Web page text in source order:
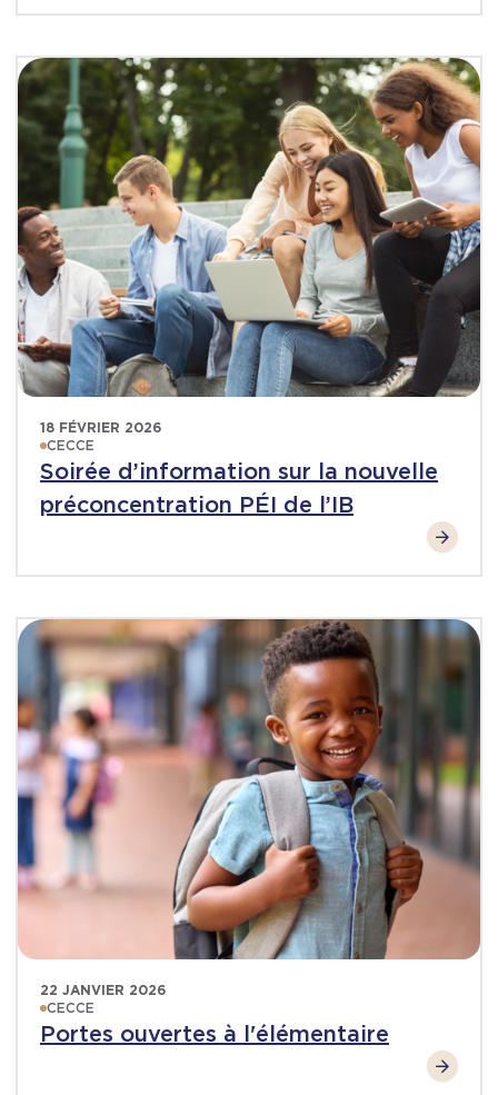
18 FÉVRIER 2026
CECCE
Soirée d’information sur la nouvelle
préconcentration PÉI de l’IB
22 JANVIER 2026
CECCE
Portes ouvertes à l'élémentaire